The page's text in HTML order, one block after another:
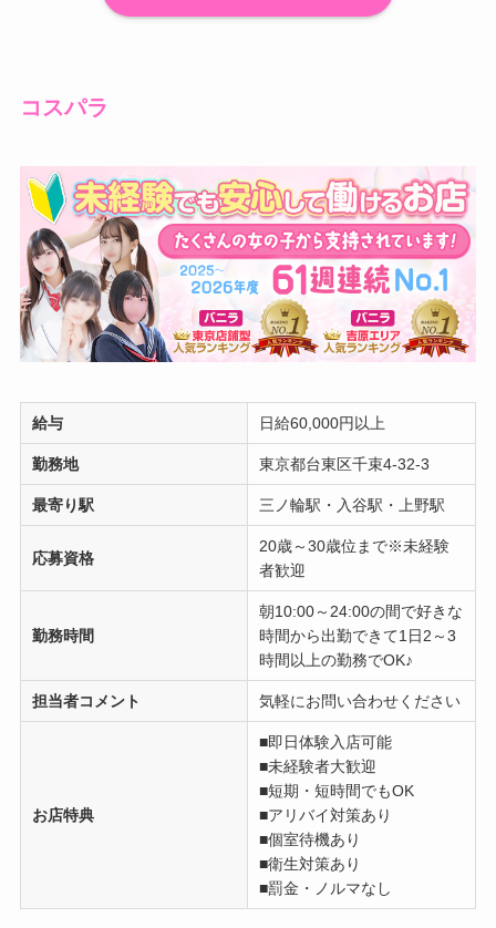
コスパラ
給与 日給60,000円以上
勤務地 東京都台東区千束4-32-3
最寄り駅 三ノ輪駅・入谷駅・上野駅
応募資格
20歳～30歳位まで※未経験
者歓迎
勤務時間
朝10:00～24:00の間で好きな
時間から出勤できて1日2～3
時間以上の勤務でOK♪
担当者コメント 気軽にお問い合わせください
お店特典
■即日体験入店可能
■未経験者大歓迎
■短期・短時間でもOK
■アリバイ対策あり
■個室待機あり
■衛生対策あり
■罰金・ノルマなし